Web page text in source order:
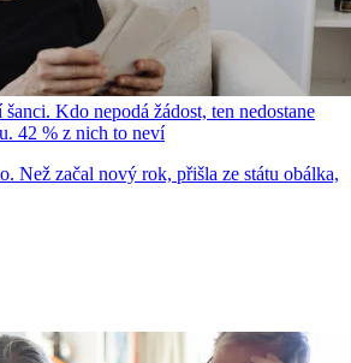
Kdo nepodá žádost, ten nedostane
42 % z nich to neví
Než začal nový rok, přišla ze státu obálka,